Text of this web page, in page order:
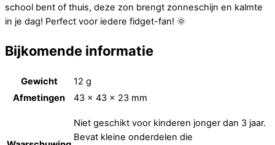
school bent of thuis, deze zon brengt zonneschijn en kalmte
in je dag! Perfect voor iedere fidget-fan! 🌞
Bijkomende informatie
Gewicht
12 g
Afmetingen
43 × 43 × 23 mm
Niet geschikt voor kinderen jonger dan 3 jaar.
Bevat kleine onderdelen die